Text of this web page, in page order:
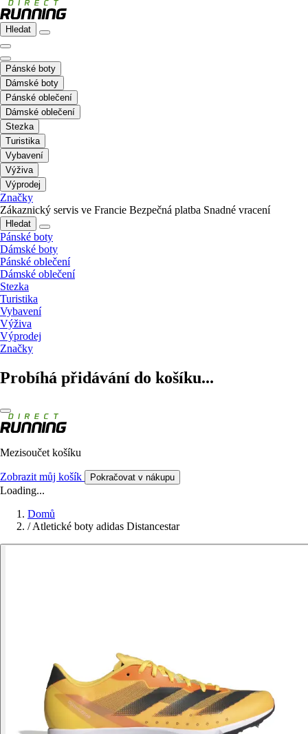
Hledat
Pánské boty
Dámské boty
Pánské oblečení
Dámské oblečení
Stezka
Turistika
Vybavení
Výživa
Výprodej
Značky
Zákaznický servis ve Francie Bezpečná platba Snadné vracení
Hledat
Pánské boty
Dámské boty
Pánské oblečení
Dámské oblečení
Stezka
Turistika
Vybavení
Výživa
Výprodej
Značky
Probíhá přidávání do košíku...
Mezisoučet košíku
Zobrazit můj košík Pokračovat v nákupu
Loading...
Domů
/ Atletické boty adidas Distancestar